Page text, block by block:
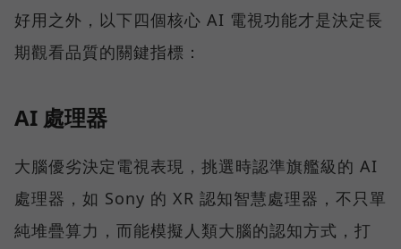
好用之外，以下四個核心 AI 電視功能才是決定長
期觀看品質的關鍵指標：
AI 處理器
大腦優劣決定電視表現，挑選時認準旗艦級的 AI
處理器，如 Sony 的 XR 認知智慧處理器，不只單
純堆疊算力，而能模擬人類大腦的認知方式，打